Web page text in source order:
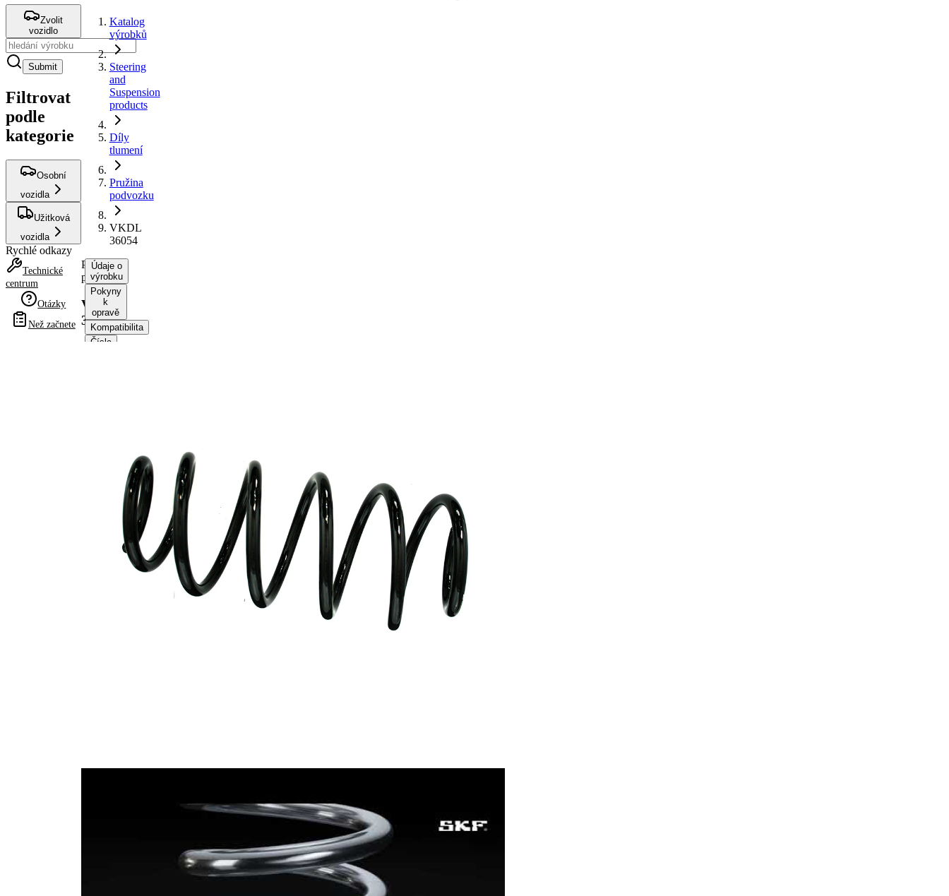
Zvolit
vozidlo
Submit
Filtrovat
podle
kategorie
Osobní
vozidla
Užitková
vozidla
Rychlé odkazy
Technické
centrum
Otázky
Než začnete
Katalog
výrobků
Steering
and
Suspension
products
Díly
tlumení
Pružina
podvozku
VKDL
36054
Pružina
podvozku
VKDL
36054
Údaje o
výrobku
Pokyny
k
opravě
Kompatibilita
Čísla
3,35 kg
Šroubovitá
pružina s
konstatním
průměrem
159 mm
14,25 mm